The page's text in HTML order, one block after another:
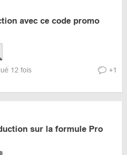
avec ce code promo
12 fois +1
sur la formule Pro